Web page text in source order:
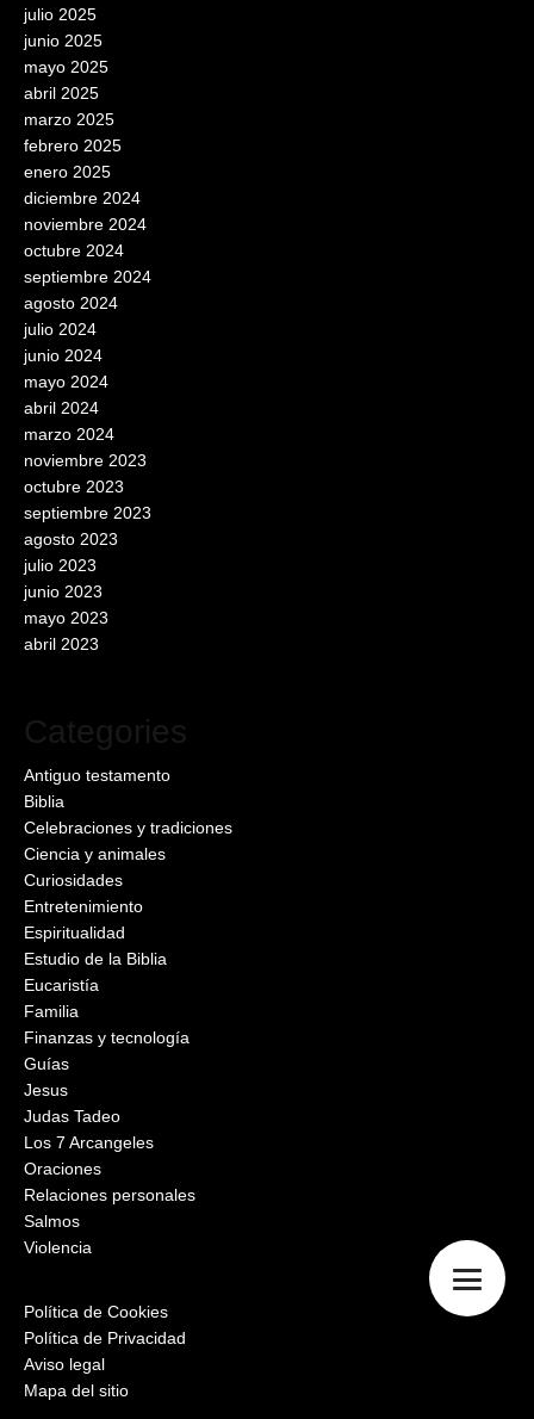
julio 2025
junio 2025
mayo 2025
abril 2025
marzo 2025
febrero 2025
enero 2025
diciembre 2024
noviembre 2024
octubre 2024
septiembre 2024
agosto 2024
julio 2024
junio 2024
mayo 2024
abril 2024
marzo 2024
noviembre 2023
octubre 2023
septiembre 2023
agosto 2023
julio 2023
junio 2023
mayo 2023
abril 2023
Categories
Antiguo testamento
Biblia
Celebraciones y tradiciones
Ciencia y animales
Curiosidades
Entretenimiento
Espiritualidad
Estudio de la Biblia
Eucaristía
Familia
Finanzas y tecnología
Guías
Jesus
Judas Tadeo
Los 7 Arcangeles
Oraciones
Relaciones personales
Salmos
Violencia
Política de Cookies
Política de Privacidad
Aviso legal
Mapa del sitio